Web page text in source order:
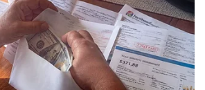
Công nghệ
Sành điệu